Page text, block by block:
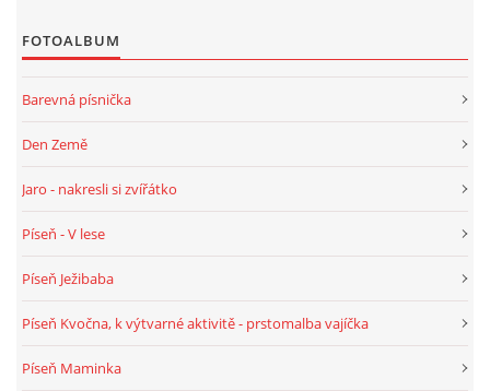
PÍSNĚ K TÉMATU PODZIM
BÁSNĚ K TÉMATU PODZIM
PÍSNĚ K TÉMATU ZIMA
POHYBOVÉ AKTIVITY NA TÉMA ZIMA
FOTOALBUM
Barevná písnička
Den Země
Jaro - nakresli si zvířátko
Píseň - V lese
Píseň Ježibaba
Píseň Kvočna, k výtvarné aktivitě - prstomalba vajíčka
Píseň Maminka